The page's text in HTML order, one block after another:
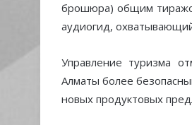
брошюра) общим
аудиогид,
Управление туризма
Алматы более
новых продуктовых